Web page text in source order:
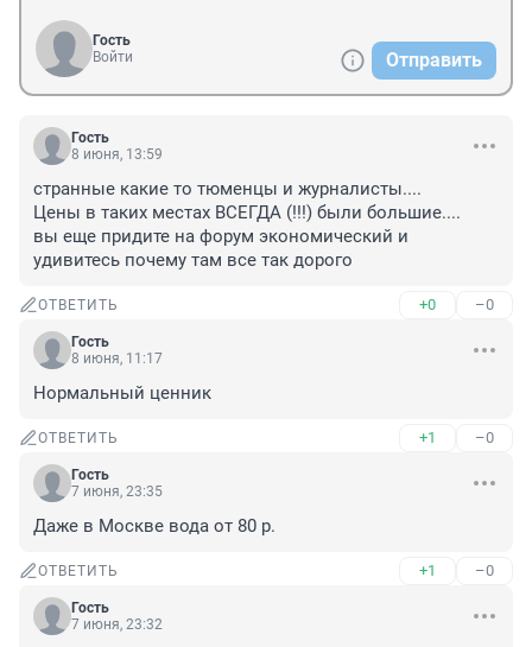
Гость
Войти
Отправить
Гость
8 июня, 13:59
странные какие то тюменцы и журналисты....
Цены в таких местах ВСЕГДА (!!!) были большие....
вы еще придите на форум экономический и
удивитесь почему там все так дорого
ОТВЕТИТЬ +0 –0
Гость
8 июня, 11:17
Нормальный ценник
ОТВЕТИТЬ +1 –0
Гость
7 июня, 23:35
Даже в Москве вода от 80 р.
ОТВЕТИТЬ +1 –0
Гость
7 июня, 23:32